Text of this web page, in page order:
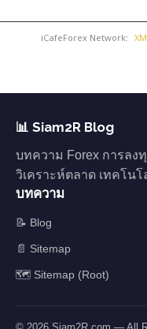
iCafeForex Network:
📊 Siam2R Blog
บทความ Forex การลง
วิเคราะห์ตลาด เทคโนโ
บทความ
📝 Blog
📄 Sitemap
🗺️ Sitemap (Root)